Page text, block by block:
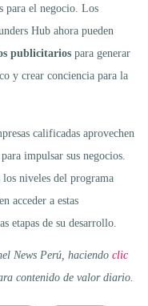
para el negocio. Los
Hub ahora pueden
publicitarios para generar
y crear conciencia para la
calificadas aprovechen
impulsar sus negocios.
niveles del programa
acceder a estas
etapas de su desarrollo.
News Perú, haciendo clic
contenido de valor diario.